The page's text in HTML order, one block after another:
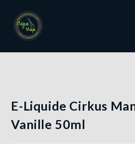
E-Liquide Cirkus
Vanille 50ml